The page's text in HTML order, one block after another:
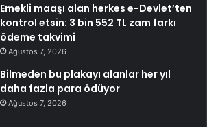
Emekli maaşı alan herkes e-Devlet’ten
kontrol etsin: 3 bin 552 TL zam farkı
ödeme takvimi
Ağustos 7, 2026
Bilmeden bu plakayı alanlar her yıl
daha fazla para ödüyor
Ağustos 7, 2026